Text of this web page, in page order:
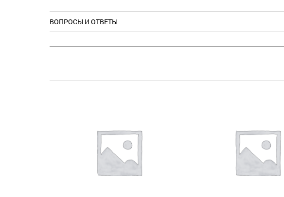
ВОПРОСЫ И ОТВЕТЫ